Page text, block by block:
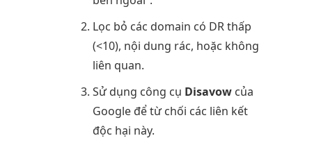
Lọc bỏ các domain có DR thấp
(<10), nội dung rác, hoặc không
liên quan.
Sử dụng công cụ Disavow của
Google để từ chối các liên kết
độc hại này.